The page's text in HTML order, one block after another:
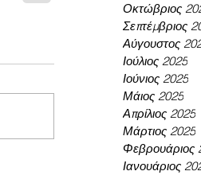
Οκτώβριος
Σεπτέμβριος
Αύγουστος
Ιούλιος 2025
Ιούνιος 2025
Μάιος 2025
Απρίλιος 2025
Μάρτιος 2025
Φεβρουάριος
Ιανουάριος